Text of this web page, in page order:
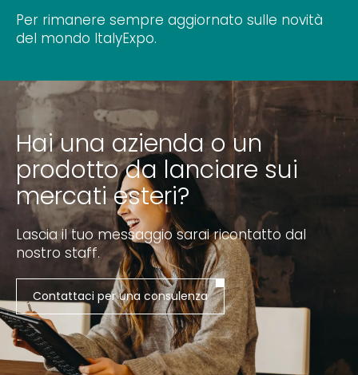
Per rimanere sempre aggiornato sulle novità
del mondo ItalyExpo.
Hai una azienda o un
prodotto da lanciare sui
mercati esteri?
Lascia il tuo messaggio sarai ricontatto dal
nostro staff.
Contattaci per una consulenza